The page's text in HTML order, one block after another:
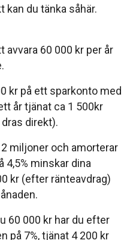
du tänka såhär.
avvara 60 000 kr per år
kr på ett sparkonto med
år tjänat ca 1 500kr
direkt).
miljoner och amorterar
4,5% minskar dina
kr (efter ränteavdrag)
60 000 kr har du efter
på 7%, tjänat 4 200 kr